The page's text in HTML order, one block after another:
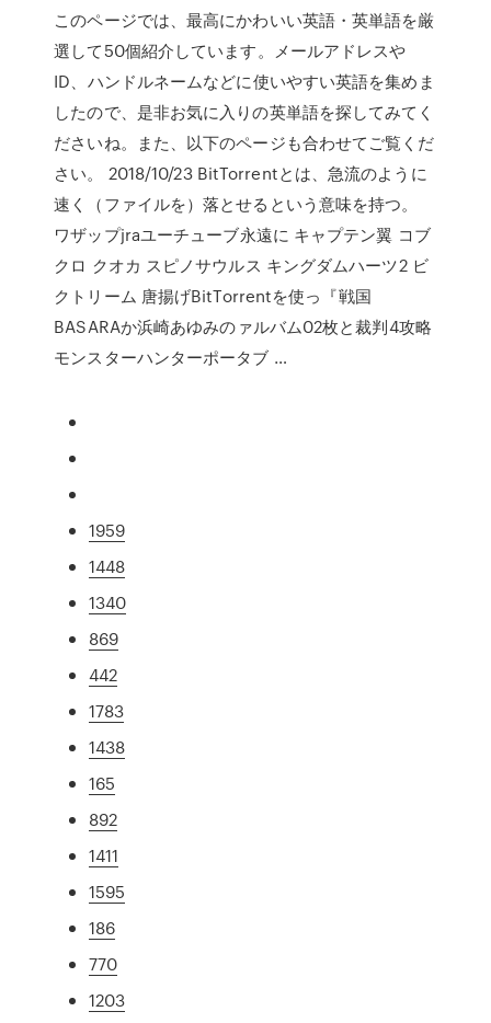
このページでは、最高にかわいい英語・英単語を厳
選して50個紹介しています。メールアドレスや
ID、ハンドルネームなどに使いやすい英語を集めま
したので、是非お気に入りの英単語を探してみてく
ださいね。また、以下のページも合わせてご覧くだ
さい。 2018/10/23 BitTorrentとは、急流のように
速く（ファイルを）落とせるという意味を持つ。
ワザップjraユーチューブ永遠に キャプテン翼 コブ
クロ クオカ スピノサウルス キングダムハーツ2 ビ
クトリーム 唐揚げBitTorrentを使っ『戦国
BASARAか浜崎あゆみのァルバム02枚と裁判4攻略
モンスターハンターポータブ …
1959
1448
1340
869
442
1783
1438
165
892
1411
1595
186
770
1203